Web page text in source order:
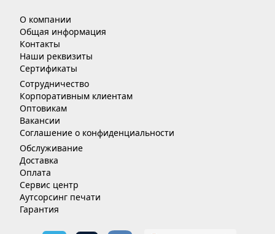
О компании
Общая информация
Контакты
Наши реквизиты
Сертификаты
Сотрудничество
Корпоративным клиентам
Оптовикам
Вакансии
Соглашение о конфиденциальности
Обслуживание
Доставка
Оплата
Сервис центр
Аутсорсинг печати
Гарантия